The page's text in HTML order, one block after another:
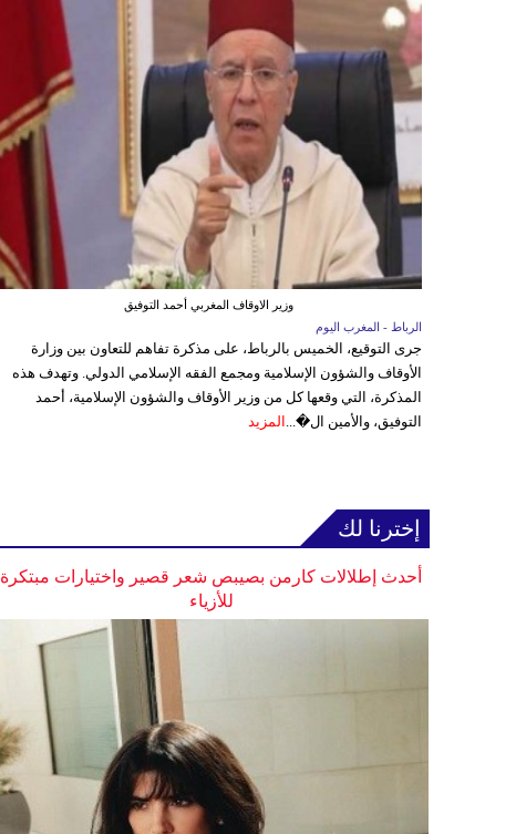
وزير الاوقاف المغربي أحمد التوفيق
الرباط - المغرب اليوم
جرى التوقيع، الخميس بالرباط، على مذكرة تفاهم للتعاون بين وزارة
الأوقاف والشؤون الإسلامية ومجمع الفقه الإسلامي الدولي. وتهدف هذه
المذكرة، التي وقعها كل من وزير الأوقاف والشؤون الإسلامية، أحمد
التوفيق، والأمين ال�... المزيد
إخترنا لك
أحدث إطلالات كارمن بصيبص شعر قصير واختيارات مبتكرة
للأزياء